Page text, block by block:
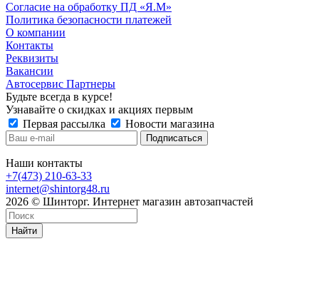
Согласие на обработку ПД «Я.М»
Политика безопасности платежей
О компании
Контакты
Реквизиты
Вакансии
Автосервис Партнеры
Будьте всегда в курсе!
Узнавайте о скидках и акциях первым
Первая рассылка
Новости магазина
Наши контакты
+7(473) 210-63-33
internet@shintorg48.ru
2026 © Шинторг. Интернет магазин автозапчастей
Найти